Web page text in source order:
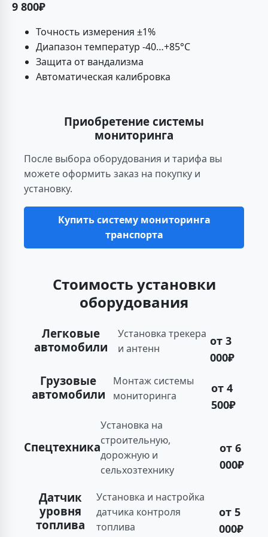
9 800₽
Точность измерения ±1%
Диапазон температур -40…+85°C
Защита от вандализма
Автоматическая калибровка
Приобретение системы
мониторинга
После выбора оборудования и тарифа вы
можете оформить заказ на покупку и
установку.
Купить систему мониторинга
транспорта
Стоимость установки
оборудования
Легковые
автомобили
Установка трекера
и антенн
от 3
000₽
Грузовые
автомобили
Монтаж системы
мониторинга
от 4
500₽
Спецтехника
Установка на
строительную,
дорожную и
сельхозтехнику
от 6
000₽
Датчик
уровня
топлива
Установка и настройка
датчика контроля
топлива
от 5
000₽